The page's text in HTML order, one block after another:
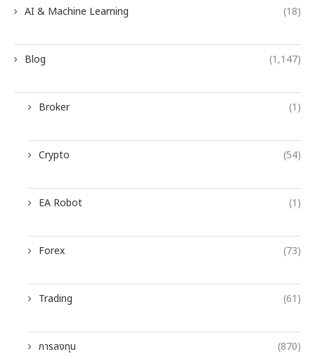
AI & Machine Learning (18)
Blog (1,147)
Broker (1)
Crypto (54)
EA Robot (1)
Forex (73)
Trading (61)
การลงทุน (870)